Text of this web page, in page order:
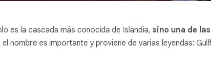
es la cascada más conocida de Islandia, sino una de
el nombre es importante y proviene de varias leyendas: